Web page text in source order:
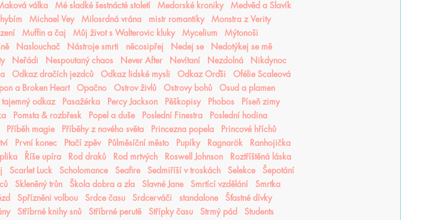
válka Mé sladké šestnácté století Medorské kroniky
Medvěd a Slavík
Michael Vey Milosrdná vrána mistr romantiky
Monstra z Verity
Muffin a čaj Můj život s Walterovic kluky Mycelium
Mýtonoši
Naslouchač Nástroje smrti něcosipřej Nedej se
Nedotýkej se mě
Neřádi Nespoutaný chaos Never After Nevítaní Nezdolná
Nikdynoc
Odkaz dračích jezdců Odkaz lidské mysli Odkaz Orďši
Ofélie Scaleová
a Broken Heart Opačno Ostrov živlů Ostrovy bohů
Osud a plamen
tajemný odkaz Pasažérka Percy Jackson Pěškopisy Phobos
Píseň zimy
Pomsta & rozbřesk Popel a duše Poslední Finestra
Poslední hodina
Příběh magie Příběhy z nového světa Princezna popela
Princové hříchů
První konec Ptačí zpěv Půlměsíční město Pupíky Ragnarök
Ranhojička
Říše upíra Rod draků Rod mrtvých Roswell Johnson
Roztříštěná láska
Scarlet Luck Scholomance Seafire Sedmiříší v troskách Selekce
Šepotání
Skleněný trůn Škola dobra a zla Slavné Jane Smrtící vzdělání
Smrtka
Spřízněni volbou Srdce času Srdcerváči standalone
Šťastné dívky
Stříbrné knihy snů Stříbrné perutě Střípky času Strmý pád
Students